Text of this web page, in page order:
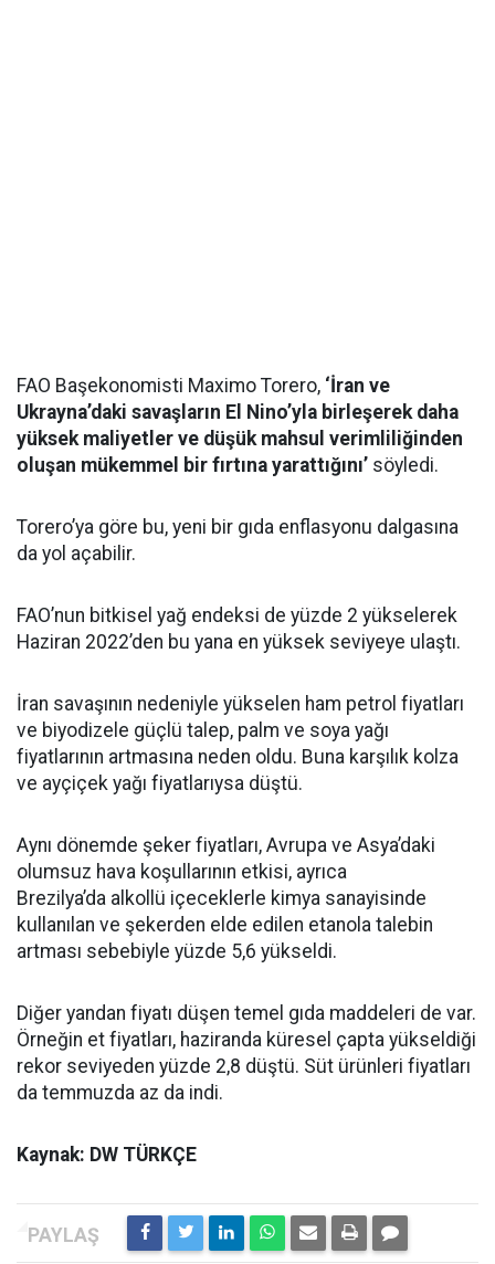
FAO Başekonomisti Maximo Torero, ‘İran ve
Ukrayna’daki savaşların El Nino’yla birleşerek daha
yüksek maliyetler ve düşük mahsul verimliliğinden
oluşan mükemmel bir fırtına yarattığını’ söyledi.
Torero’ya göre bu, yeni bir gıda enflasyonu dalgasına
da yol açabilir.
FAO’nun bitkisel yağ endeksi de yüzde 2 yükselerek
Haziran 2022’den bu yana en yüksek seviyeye ulaştı.
İran savaşının nedeniyle yükselen ham petrol fiyatları
ve biyodizele güçlü talep, palm ve soya yağı
fiyatlarının artmasına neden oldu. Buna karşılık kolza
ve ayçiçek yağı fiyatlarıysa düştü.
Aynı dönemde şeker fiyatları, Avrupa ve Asya’daki
olumsuz hava koşullarının etkisi, ayrıca
Brezilya’da alkollü içeceklerle kimya sanayisinde
kullanılan ve şekerden elde edilen etanola talebin
artması sebebiyle yüzde 5,6 yükseldi.
Diğer yandan fiyatı düşen temel gıda maddeleri de var.
Örneğin et fiyatları, haziranda küresel çapta yükseldiği
rekor seviyeden yüzde 2,8 düştü. Süt ürünleri fiyatları
da temmuzda az da indi.
Kaynak: DW TÜRKÇE